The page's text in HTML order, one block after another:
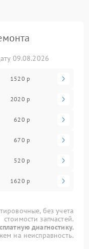
09.08.2026
1520 р
2020 р
620 р
670 р
520 р
1620 р
без учета
стоимости запчастей.
диагностику.
на неисправность.